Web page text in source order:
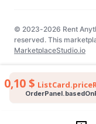
0,10 $
© 2023-2026 Rent
reserved. This
MarketplaceStudio.io